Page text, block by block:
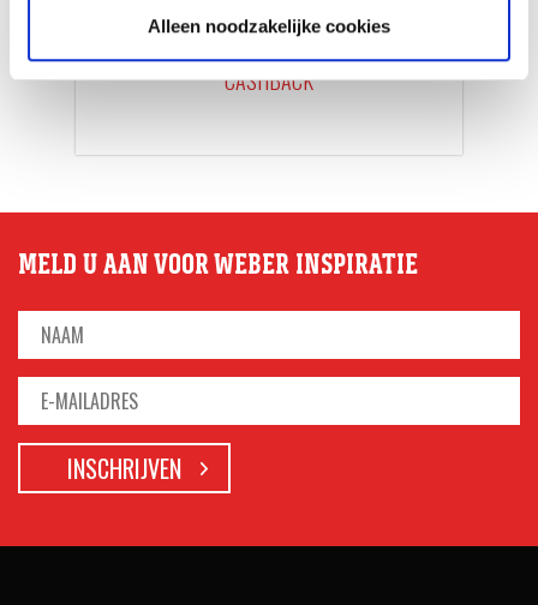
Alleen noodzakelijke cookies
WEBER BARBECUE
CASHBACK
MELD U AAN VOOR WEBER INSPIRATIE